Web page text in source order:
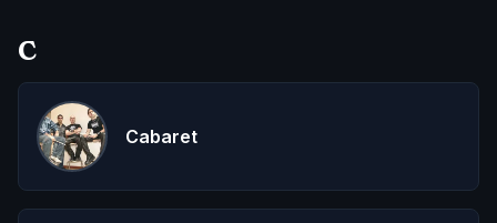
C
Cabaret